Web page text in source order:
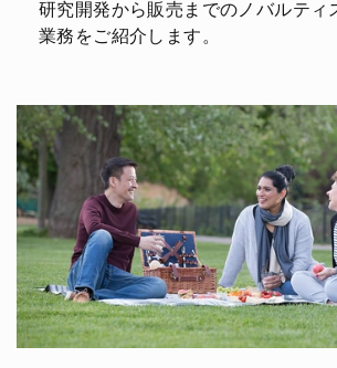
研究開発から販売までのノバルティ
業務をご紹介します。